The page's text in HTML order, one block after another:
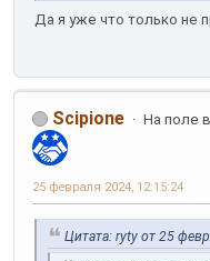
Да я уже что только не
Scipione На поле
25 февраля 2024, 12:15:24
Цитата: ryty от 25